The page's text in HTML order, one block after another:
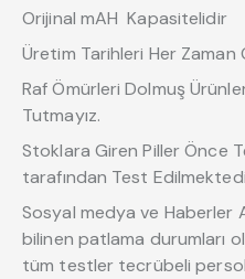
Orijinal mAH Kapasitelidir
Üretim Tarihleri Her Zaman
Raf Ömürleri Dolmuş
Tutmayız.
Stoklara Giren Piller Önce
tarafından Test
Sosyal medya ve Haberler
bilinen patlama durumları
tüm testler tecrübeli